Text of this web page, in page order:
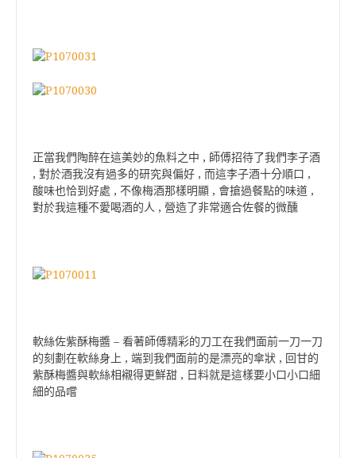
正當我們陶醉在這美妙的魚料之中 , 師傅招待了我們李子酒
, 對於酒我沒有過多的研究與偏好 , 而這李子酒十分順口 ,
酸味也恰到好處 , 不像梅酒那樣明顯 , 會搶過餐點的味道 ,
對於我這種不愛喝酒的人 , 營造了非常適合佐餐的微醺
軟絲佐紫酥梅醬 – 看著師傅精彩的刀工在我們面前一刀一刀
的刻劃在軟絲身上 , 端到我們面前的是漂亮的傘狀 , 回甘的
紫酥梅醬與軟絲相襯得更鮮甜 , 日料就是這樣要小口小口細
細的品嚐